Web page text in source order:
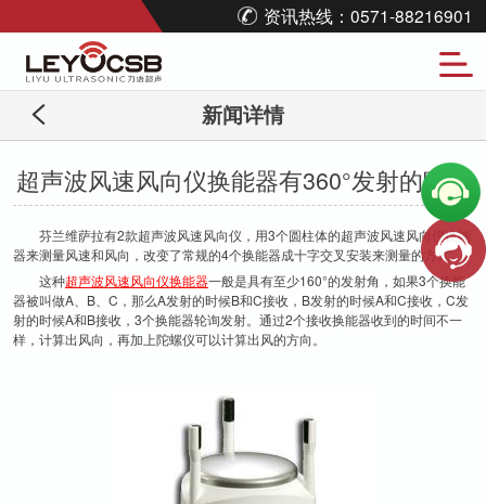
资讯热线：0571-88216901
新闻详情
超声波风速风向仪换能器有360°发射的吗？
芬兰维萨拉有2款超声波风速风向仪，用3个圆柱体的超声波风速风向仪换能
器来测量风速和风向，改变了常规的4个换能器成十字交叉安装来测量的方式。
这种超声波风速风向仪换能器一般是具有至少160°的发射角，如果3个换能
器被叫做A、B、C，那么A发射的时候B和C接收，B发射的时候A和C接收，C发
射的时候A和B接收，3个换能器轮询发射。通过2个接收换能器收到的时间不一
样，计算出风向，再加上陀螺仪可以计算出风的方向。